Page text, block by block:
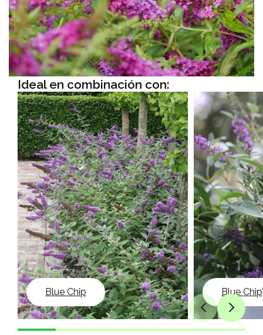
Ideal en combinación con:
Blue Chip Blue Chip